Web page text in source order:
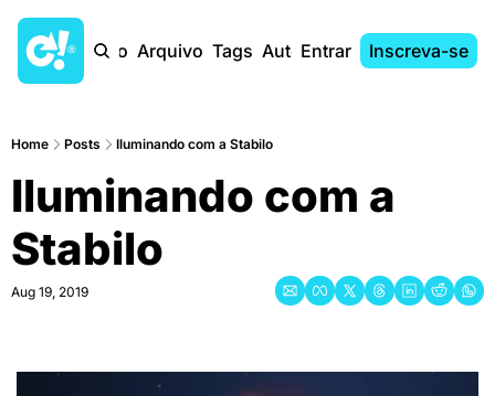
Início Arquivo Tags AutoresEntrar Inscreva-se
Home Posts Iluminando com a Stabilo
Iluminando com a
Stabilo
Aug 19, 2019